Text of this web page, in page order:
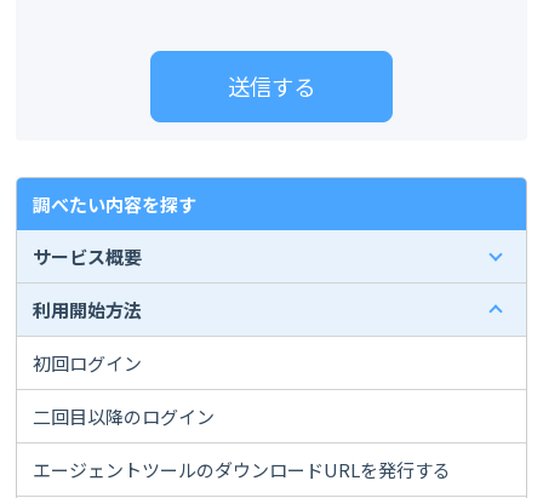
調べたい内容を探す
サービス概要
利用開始方法
初回ログイン
二回目以降のログイン
エージェントツールのダウンロードURLを発行する